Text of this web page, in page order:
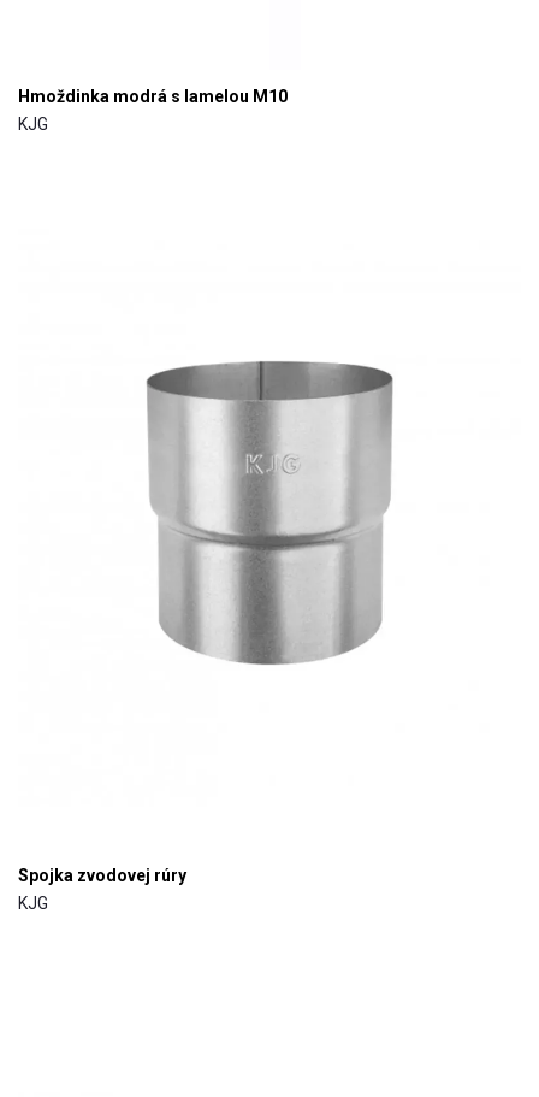
Hmoždinka modrá s lamelou M10
KJG
Spojka zvodovej rúry
KJG